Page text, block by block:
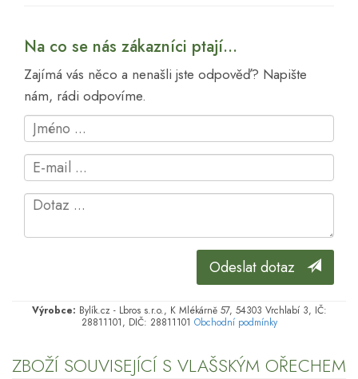
Na co se nás zákazníci ptají...
Zajímá vás něco a nenašli jste odpověď? Napište
nám, rádi odpovíme.
Odeslat dotaz
Výrobce: Bylík.cz - Lbros s.r.o., K Mlékárně 57, 54303 Vrchlabí 3, IČ:
28811101, DIČ: 28811101 Obchodní podmínky
ZBOŽÍ SOUVISEJÍCÍ S VLAŠSKÝM OŘECHEM